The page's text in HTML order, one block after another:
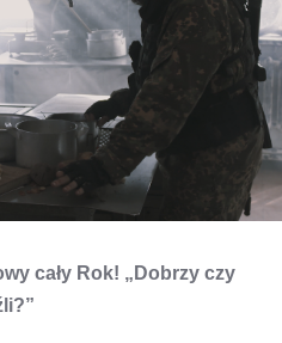
cały Rok! „Dobrzy czy